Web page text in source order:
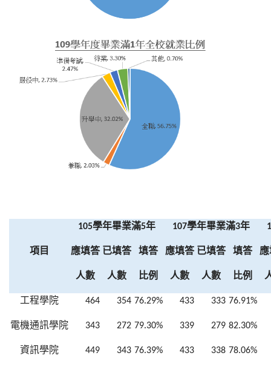
項目
105學年畢業滿5年 107學年畢業滿3年
應填答
人數
已填答
人數
填答
比例
應填答
人數
已填答
人數
填答
比例
工程學院 464 354 76.29% 433 333 76.91%
電機通訊學院 343 272 79.30% 339 279 82.30%
資訊學院 449 343 76.39% 433 338 78.06%